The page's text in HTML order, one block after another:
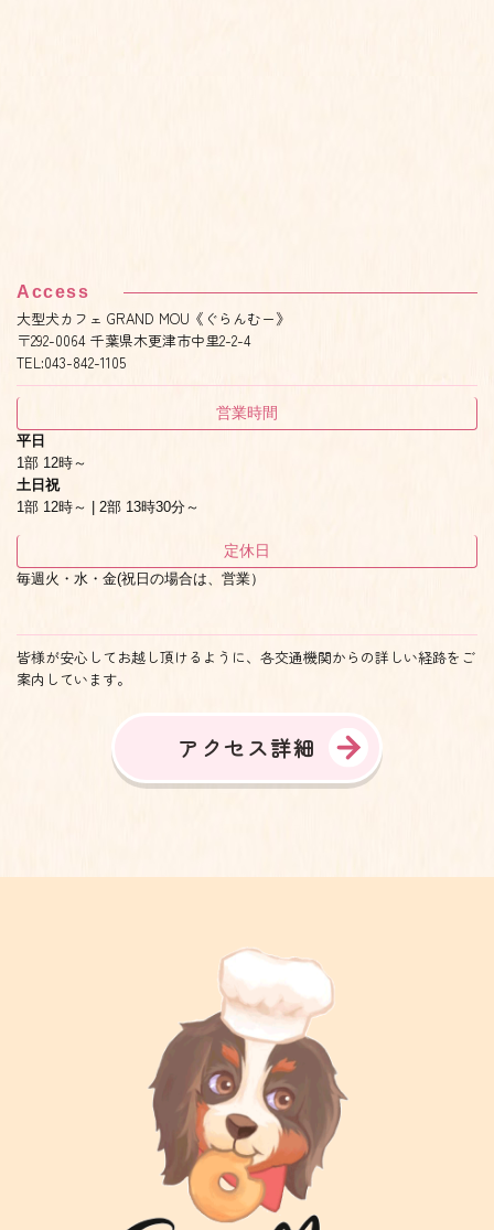
Access
大型犬カフェ GRAND MOU《ぐらんむー》
〒292-0064 千葉県木更津市中里2-2-4
TEL:043-842-1105
営業時間
平日
1部 12時～
土日祝
1部 12時～ | 2部 13時30分～
定休日
毎週火・水・金(祝日の場合は、営業）
皆様が安心してお越し頂けるように、各交通機関からの詳しい経路をご
案内しています。
アクセス詳細